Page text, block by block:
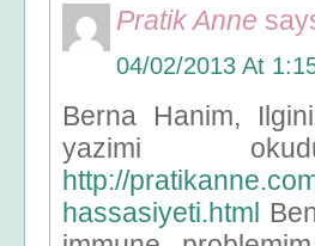
Pratik Anne
04/02/2013 At
Berna Hanim,
yazimi
http://
hassasiyeti.html